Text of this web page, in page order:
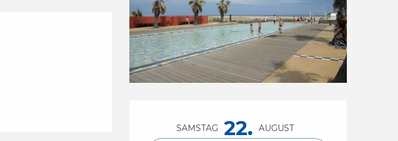
Öffnungszeiten &
SAMSTAG 22. AUGUST